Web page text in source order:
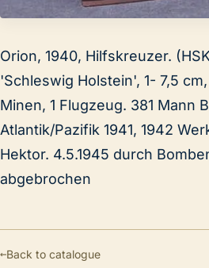
Orion, 1940, Hilfskreuzer.
'Schleswig Holstein', 1- 7,5
Minen, 1 Flugzeug. 381 Mann
Atlantik/Pazifik 1941, 1942
Hektor. 4.5.1945 durch
abgebrochen
←Back to catalogue